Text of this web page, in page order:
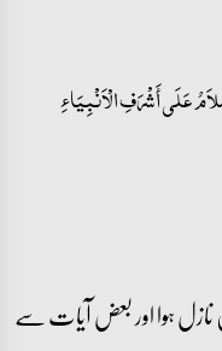
عَلَى أَشْرَفِ الْأَنْبِيَاءِ
نازل ہوا اور بعض آیات سے